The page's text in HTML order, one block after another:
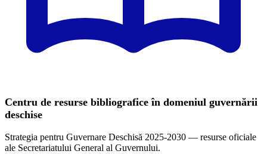
Centru de resurse bibliografice în domeniul guvernării
deschise
Strategia pentru Guvernare Deschisă 2025-2030 — resurse oficiale
ale Secretariatului General al Guvernului.